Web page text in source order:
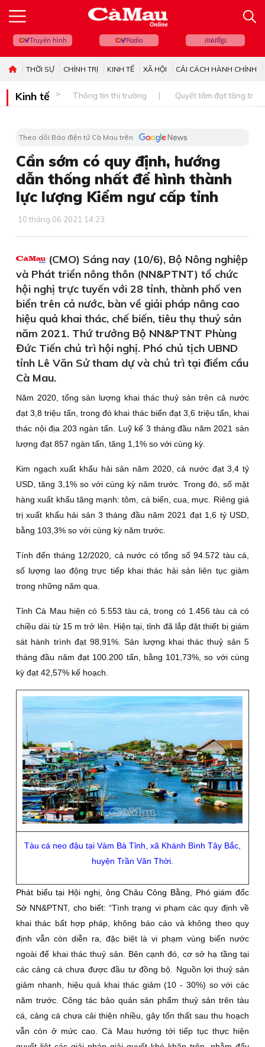
Truyền hình Radio ភាសាខ្មែរ
THỜI SỰ CHÍNH TRỊ KINH TẾ XÃ HỘI CẢI CÁCH HÀNH CHÍNH
Kinh tế Thông tin thị trường Quyết tâm đạt tăng
Theo dõi Báo điện tử Cà Mau trên
Cần sớm có quy định, hướng
dẫn thống nhất để hình thành
lực lượng Kiểm ngư cấp tỉnh
10 tháng 06 2021 14:23
(CMO) Sáng nay (10/6), Bộ Nông nghiệp
và Phát triển nông thôn (NN&PTNT) tổ chức
hội nghị trực tuyến với 28 tỉnh, thành phố ven
biển trên cả nước, bàn về giải pháp nâng cao
hiệu quả khai thác, chế biến, tiêu thụ thuỷ sản
năm 2021. Thứ trưởng Bộ NN&PTNT Phùng
Đức Tiến chủ trì hội nghị. Phó chủ tịch UBND
tỉnh Lê Văn Sử tham dự và chủ trì tại điểm cầu
Cà Mau.
Năm 2020, tổng sản lượng khai thác thuỷ sản trên cả nước
đạt 3,8 triệu tấn, trong đó khai thác biển đạt 3,6 triệu tấn, khai
thác nội địa 203 ngàn tấn. Luỹ kế 3 tháng đầu năm 2021 sản
lượng đạt 857 ngàn tấn, tăng 1,1% so với cùng kỳ.
Kim ngạch xuất khẩu hải sản năm 2020, cả nước đạt 3,4 tỷ
USD, tăng 3,1% so với cùng kỳ năm trước. Trong đó, số mặt
hàng xuất khẩu tăng mạnh: tôm, cá biển, cua, mực. Riêng giá
trị xuất khẩu hải sản 3 tháng đầu năm 2021 đạt 1,6 tỷ USD,
bằng 103,3% so với cùng kỳ năm trước.
Tính đến tháng 12/2020, cả nước có tổng số 94.572 tàu cá,
số lượng lao động trực tiếp khai thác hải sản liên tục giảm
trong những năm qua.
Tỉnh Cà Mau hiện có 5.553 tàu cá, trong có 1.456 tàu cá có
chiều dài từ 15 m trở lên. Hiện tại, tỉnh đã lắp đặt thiết bị giám
sát hành trình đạt 98,91%. Sản lượng khai thác thuỷ sản 5
tháng đầu năm đạt 100.200 tấn, bằng 101,73%, so với cùng
kỳ đạt 42,57% kế hoạch.
Tàu cá neo đậu tại Vàm Bà Tỉnh, xã Khánh Bình Tây Bắc,
huyện Trần Văn Thời.
Phát biểu tại Hội nghị, ông Châu Công Bằng, Phó giám đốc
Sở NN&PTNT , cho biết: “Tình trạng vi phạm các quy định về
khai thác bất hợp pháp, không báo cáo và không theo quy
định vẫn còn diễn ra, đặc biệt là vi phạm vùng biển nước
ngoài để khai thác thuỷ sản. Bên cạnh đó, cơ sở hạ tầng tại
các cảng cá chưa được đầu tư đồng bộ. Nguồn lợi thuỷ sản
giảm nhanh, hiệu quả khai thác giảm (10 - 30%) so với các
năm trước. Công tác bảo quản sản phẩm thuỷ sản trên tàu
cá, cảng cá chưa cải thiện nhiều, gây tổn thất sau thu hoạch
vẫn còn ở mức cao. Cà Mau hướng tới tiếp tục thực hiện